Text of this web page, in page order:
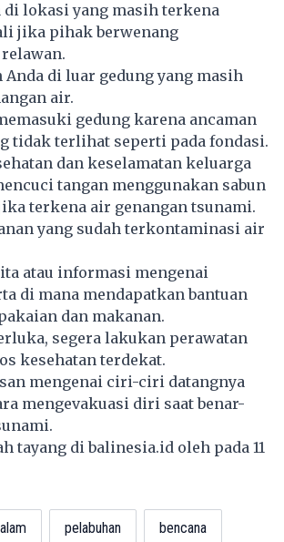
di lokasi yang masih terkena
jika pihak berwenang
di luar gedung yang masih
air.
gedung karena ancaman
tidak terlihat seperti pada fondasi.
dan keselamatan keluarga
tangan menggunakan sabun
terkena air genangan tsunami.
yang sudah terkontaminasi air
atau informasi mengenai
di mana mendapatkan bantuan
dan makanan.
segera lakukan perawatan
kesehatan terdekat.
mengenai ciri-ciri datangnya
mengevakuasi diri saat benar-
tayang dibalinesia.id oleh pada 11
pelabuhan bencana